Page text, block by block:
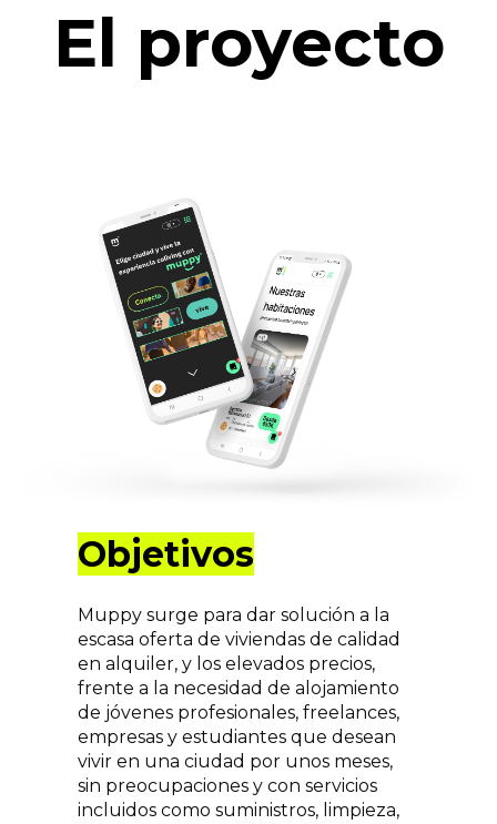
El proyecto
Objetivos
Muppy surge para dar solución a la
escasa oferta de viviendas de calidad
en alquiler, y los elevados precios,
frente a la necesidad de alojamiento
de jóvenes profesionales, freelances,
empresas y estudiantes que desean
vivir en una ciudad por unos meses,
sin preocupaciones y con servicios
incluidos como suministros, limpieza,